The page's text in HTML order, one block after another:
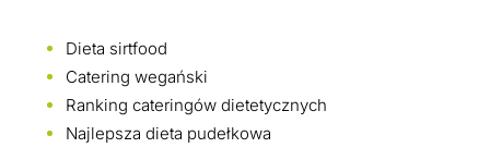
Dieta sirtfood
Catering wegański
Ranking cateringów dietetycznych
Najlepsza dieta pudełkowa